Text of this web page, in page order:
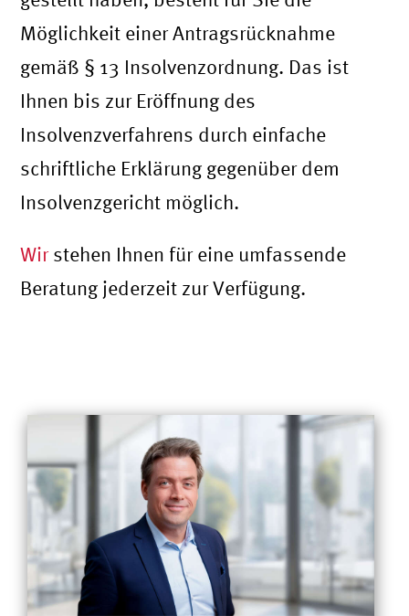
Möglichkeit einer Antragsrücknahme
gemäß § 13 Insolvenzordnung. Das ist
Ihnen bis zur Eröffnung des
Insolvenzverfahrens durch einfache
schriftliche Erklärung gegenüber dem
Insolvenzgericht möglich.
Wirstehen Ihnen für eine umfassende
Beratung jederzeit zur Verfügung.